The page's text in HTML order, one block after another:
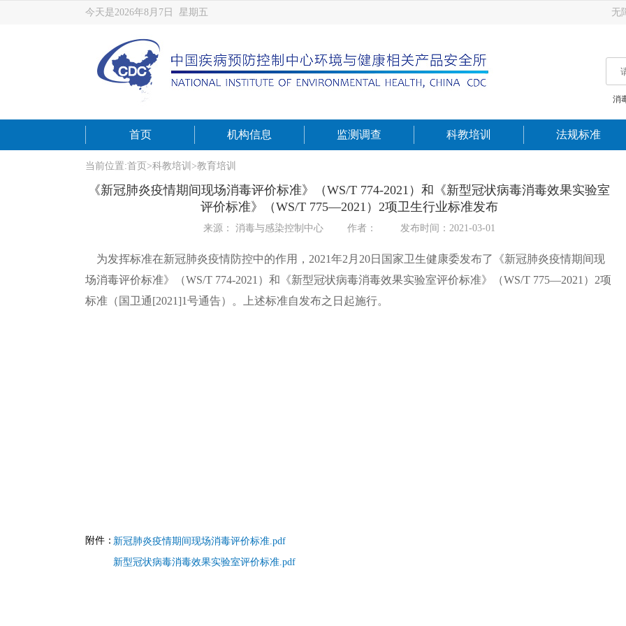
今天是2026年8月7日 星期五 无
消
首页 机构信息 监测调查 科教培训 法规标准
当前位置:首页 >科教培训 >教育培训
《新冠肺炎疫情期间现场消毒评价标准》（WS/T 774-2021）和《新型冠状病毒消毒效果实验室
评价标准》（WS/T 775—2021）2项卫生行业标准发布
来源： 消毒与感染控制中心 作者： 发布时间：2021-03-01
为发挥标准在新冠肺炎疫情防控中的作用， 2021年2月20日国家卫生健康委发布了《新冠肺炎疫情期间现
场消毒评价标准》（WS/T 774-2021）和《新型冠状病毒消毒效果实验室评价标准》（WS/T 775—2021 ）2项
标准（国卫通[2021]1号通告）。上述标准自发布之日起施行。
附件：新冠肺炎疫情期间现场消毒评价标准.pdf
新型冠状病毒消毒效果实验室评价标准.pdf